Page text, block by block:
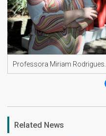
Professora Miriam Rodrigues.
Related News